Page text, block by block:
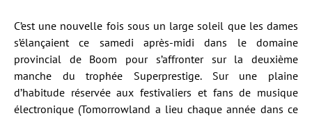
C’est une nouvelle fois sous un large soleil que les dames
s’élançaient ce samedi après-midi dans le domaine
provincial de Boom pour s’affronter sur la deuxième
manche du trophée Superprestige. Sur une plaine
d’habitude réservée aux festivaliers et fans de musique
électronique (Tomorrowland a lieu chaque année dans ce